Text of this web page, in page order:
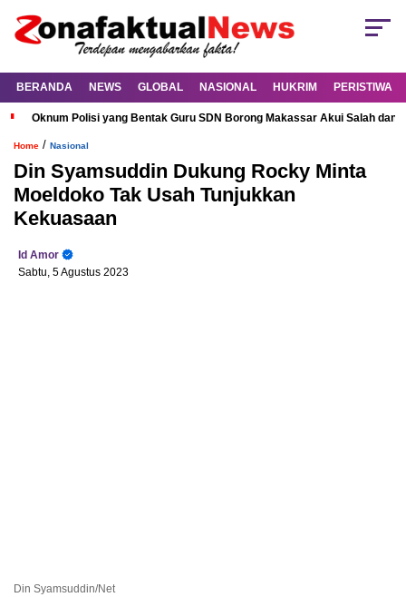
BERANDA NEWS GLOBAL NASIONAL HUKRIM PERISTIWA
Oknum Polisi yang Bentak Guru SDN Borong Makassar Akui Salah dan
Home / Nasional
Din Syamsuddin Dukung Rocky Minta
Moeldoko Tak Usah Tunjukkan
Kekuasaan
Id Amor
Sabtu, 5 Agustus 2023
Din Syamsuddin/Net